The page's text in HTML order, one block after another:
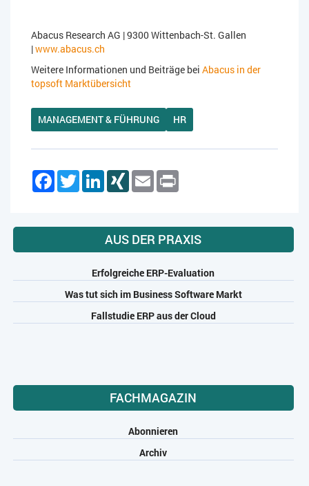
Abacus Research AG | 9300 Wittenbach-St. Gallen
|www.abacus.ch
Weitere Informationen und Beiträge bei Abacus in der
topsoft Marktübersicht
MANAGEMENT & FÜHRUNG HR
FacebookTwitterLinkedInXING Email
AUS DER PRAXIS
Erfolgreiche ERP-Evaluation
Was tut sich im Business Software Markt
Fallstudie ERP aus der Cloud
FACHMAGAZIN
Abonnieren
Archiv